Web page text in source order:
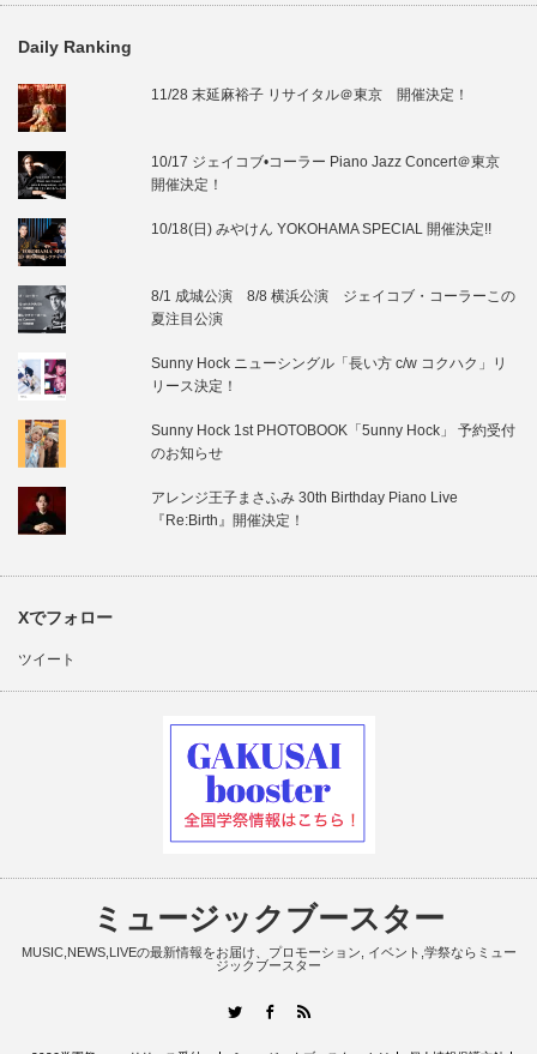
Daily Ranking
11/28 末延麻裕子 リサイタル＠東京 開催決定！
10/17 ジェイコブ•コーラー Piano Jazz Concert＠東京
開催決定！
10/18(日) みやけん YOKOHAMA SPECIAL 開催決定!!
8/1 成城公演 8/8 横浜公演 ジェイコブ・コーラーこの
夏注目公演
Sunny Hock ニューシングル「長い方 c/w コクハク」リ
リース決定！
Sunny Hock 1st PHOTOBOOK「5unny Hock」 予約受付
のお知らせ
アレンジ王子まさふみ 30th Birthday Piano Live
『Re:Birth』開催決定！
Xでフォロー
ツイート
ミュージックブースター
MUSIC,NEWS,LIVEの最新情報をお届け、プロモーション, イベント,学祭ならミュー
ジックブースター
TwitterFacebook